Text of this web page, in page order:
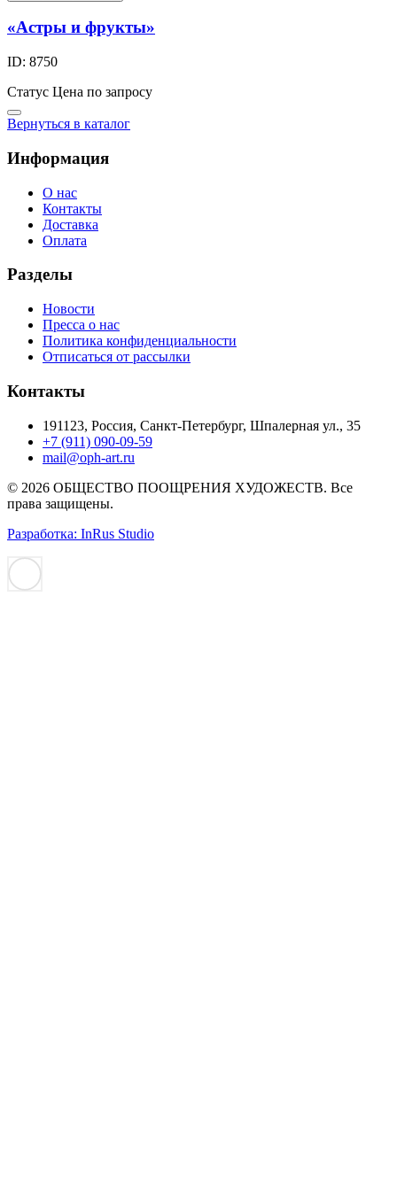
«Астры и фрукты»
ID: 8750
Статус Цена по запросу
Вернуться в каталог
Информация
О нас
Контакты
Доставка
Оплата
Разделы
Новости
Пресса о нас
Политика конфиденциальности
Отписаться от рассылки
Контакты
191123, Россия, Санкт-Петербург, Шпалерная ул., 35
+7 (911) 090-09-59
mail@oph-art.ru
© 2026 ОБЩЕСТВО ПООЩРЕНИЯ ХУДОЖЕСТВ. Все
права защищены.
Разработка: InRus Studio